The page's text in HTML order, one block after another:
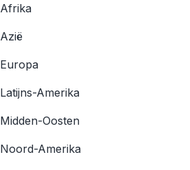
Afrika
Azië
Europa
Latijns-Amerika
Midden-Oosten
Noord-Amerika